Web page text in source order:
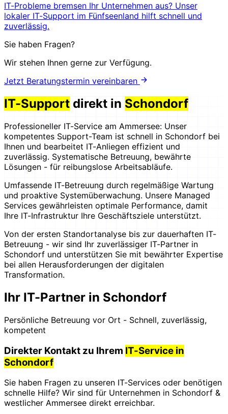
IT-Probleme bremsen Ihr Unternehmen aus? Unser
lokaler IT-Support im Fünfseenland hilft schnell und
zuverlässig.
Sie haben Fragen?
Wir stehen Ihnen gerne zur Verfügung.
Jetzt Beratungstermin vereinbaren
IT-Support direkt in Schondorf
Professioneller IT-Service am Ammersee: Unser
kompetentes Support-Team ist schnell in Schondorf bei
Ihnen und bearbeitet IT-Anliegen effizient und
zuverlässig. Systematische Betreuung, bewährte
Lösungen - für reibungslose Arbeitsabläufe.
Umfassende IT-Betreuung durch regelmäßige Wartung
und proaktive Systemüberwachung. Unsere Managed
Services gewährleisten optimale Performance, damit
Ihre IT-Infrastruktur Ihre Geschäftsziele unterstützt.
Von der ersten Standortanalyse bis zur dauerhaften IT-
Betreuung - wir sind Ihr zuverlässiger IT-Partner in
Schondorf und unterstützen Sie mit bewährter Expertise
bei allen Herausforderungen der digitalen
Transformation.
Ihr IT-Partner in Schondorf
Persönliche Betreuung vor Ort - Schnell, zuverlässig,
kompetent
Direkter Kontakt zu Ihrem IT-Service in
Schondorf
Sie haben Fragen zu unseren IT-Services oder benötigen
schnelle Hilfe? Wir sind für Unternehmen in Schondorf &
westlicher Ammersee direkt erreichbar.